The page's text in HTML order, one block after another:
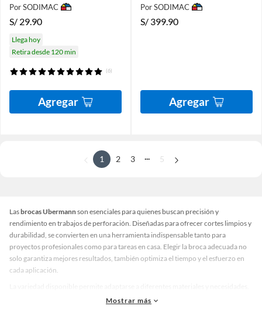
Por SODIMAC
S/ 29.90
Llega hoy
Retira desde 120 min
(6)
Agregar
Por SODIMAC
S/ 399.90
Agregar
1 2 3 ... 5
Lasbrocas Ubermannson esenciales para quienes buscan precisión y
rendimiento en trabajos de perforación. Diseñadas para ofrecer cortes limpios y
durabilidad, se convierten en una herramienta indispensable tanto para
proyectos profesionales como para tareas en casa. Elegir la broca adecuada no
solo garantiza mejores resultados, también optimiza el tiempo y el esfuerzo en
cada aplicación.
Encontrarás brocas para madera, metal y concreto, cada una con acabados
Mostrar más